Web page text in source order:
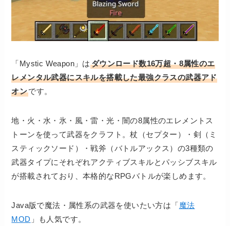
「Mystic Weapon」は ダウンロード数16万超・8属性のエ
レメンタル武器にスキルを搭載した最強クラスの武器アド
オンです。
地・火・水・氷・風・雷・光・闇の8属性のエレメントス
トーンを使って武器をクラフト。杖（セプター）・剣（ミ
スティックソード）・戦斧（バトルアックス）の3種類の
武器タイプにそれぞれアクティブスキルとパッシブスキル
が搭載されており、本格的なRPGバトルが楽しめます。
Java版で魔法・属性系の武器を使いたい方は「魔法
MOD 」も人気です。